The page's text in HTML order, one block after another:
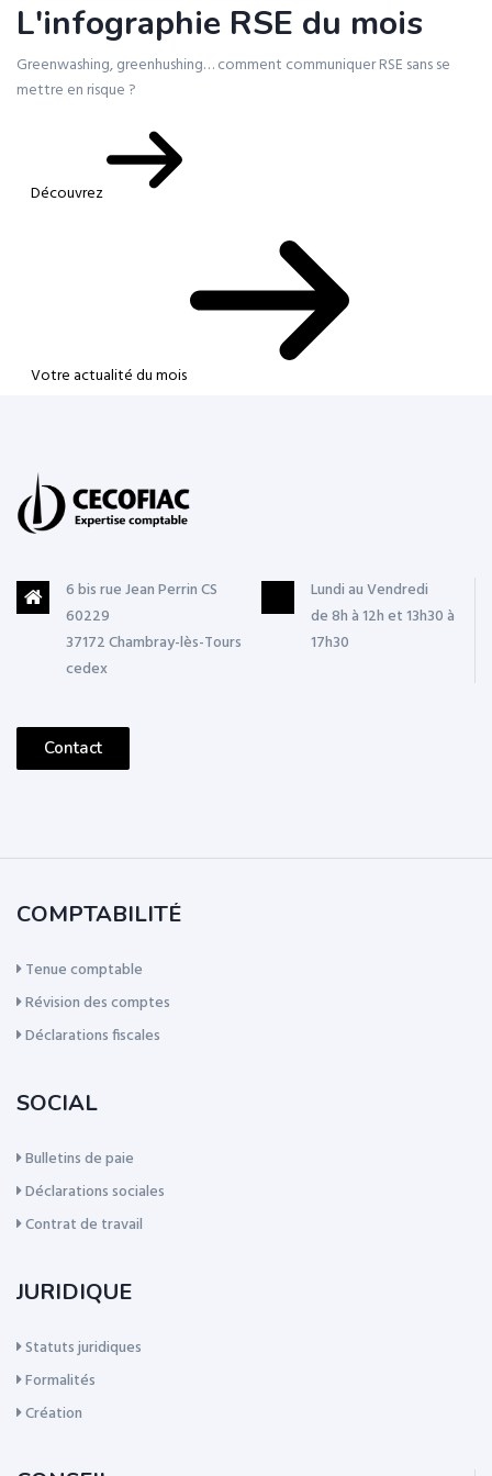
L'infographie RSE du mois
Greenwashing, greenhushing… comment communiquer RSE sans se
mettre en risque ?
Découvrez
Votre actualité du mois
6 bis rue Jean Perrin CS
60229
37172 Chambray-lès-Tours
cedex
Lundi au Vendredi
de 8h à 12h et 13h30 à
17h30
Contact
COMPTABILITÉ
Tenue comptable
Révision des comptes
Déclarations fiscales
SOCIAL
Bulletins de paie
Déclarations sociales
Contrat de travail
JURIDIQUE
Statuts juridiques
Formalités
Création